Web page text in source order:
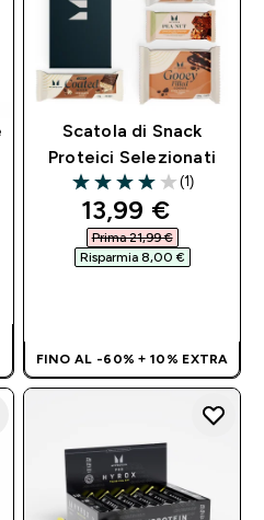
Scatola di Snack
Proteici Selezionati
4 out of 5 stars
(1)
discounted
13,99 €‎
Prima 21,99 €‎
Risparmia 8,00 €‎
FINO AL -60% + 10% EXTRA